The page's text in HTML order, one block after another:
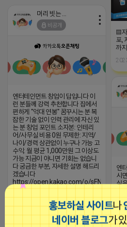
홍보하실 사이트나
네이버 블로그가
▤자
포,
까
비공개
엔터테인먼트 창업이 답입니다 이
런 분들께 강력 추천합니다 집에서
편하게 "억대 연봉" 꿈꾸시는 분 복
잡한 기술 없이 인력 관리에 자신 있
는 분 창업 포인트 소자본: 인테리
어/사무실 비용 0원 무제한: 지역/
나이/경력 상관없이 누구나 가능 고
수익: 월 평균 1,000만원 그 이상도
가능 지금이 아니면 기회는 없습니
다 궁금한 부분, 자세한 설명 해드리
겠습니다
https://open.kakao.com/o/sFN24Qei
엔
시
싶
1등
시
■아이피몬스터■